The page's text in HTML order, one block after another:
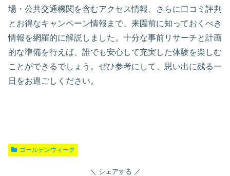
場・公共交通機関を含むアクセス情報、さらに口コミ評判
とお得なキャンペーン情報まで、来園前に知っておくべき
情報を網羅的に解説しました。十分な事前リサーチと計画
的な準備を行えば、誰でも安心して充実した体験を楽しむ
ことができるでしょう。ぜひ参考にして、思い出に残る一
日をお過ごしください。
ゴールデンウィーク
シェアする